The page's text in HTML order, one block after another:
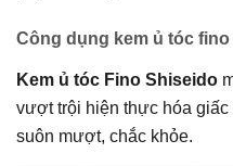
Công dụng kem ủ tóc fino
Kem ủ tóc Fino Shiseido
vượt trội hiện thực hóa
suôn mượt, chắc khỏe.